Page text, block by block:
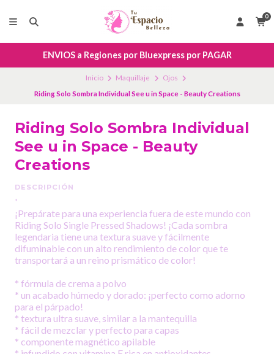
0
ENVIOS a Regiones por Bluexpress por PAGAR
Inicio Maquillaje
Ojos
Riding Solo Sombra Individual See u in Space - Beauty Creations
Riding Solo Sombra Individual
See u in Space - Beauty
Creations
DESCRIPCIÓN
'
¡Prepárate para una experiencia fuera de este mundo con
Riding Solo Single Pressed Shadows! ¡Cada sombra
legendaria tiene una textura suave y fácilmente
difuminable con un alto rendimiento de color que te
transportará a un reino prismático de color!
* fórmula de crema a polvo
* un acabado húmedo y dorado: ¡perfecto como adorno
para el párpado!
* textura ultra suave, similar a la mantequilla
* fácil de mezclar y perfecto para capas
* componente magnético apilable